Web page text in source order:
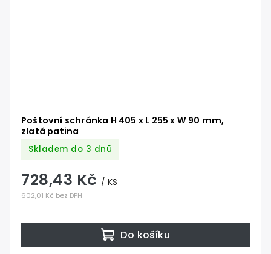
Poštovní schránka H 405 x L 255 x W 90 mm,
zlatá patina
Skladem do 3 dnů
602,01 Kč bez DPH
728,43 Kč / KS
Do košíku